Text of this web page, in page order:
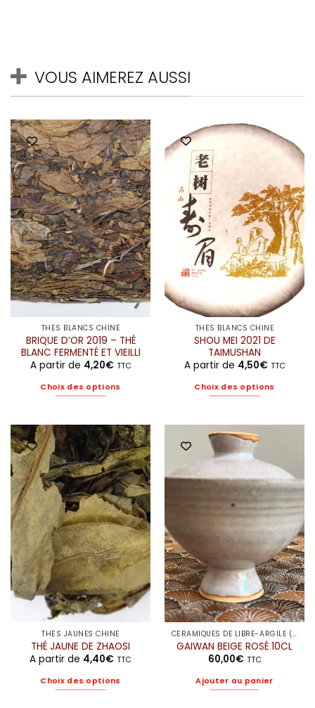
VOUS AIMEREZ AUSSI
THÉS BLANCS CHINE
BRIQUE D’OR 2019 – THÉ
BLANC FERMENTÉ ET VIEILLI
A partir de 4,20€ TTC
Choix des options
a
plusieurs
variations.
Les
options
peuvent
être
choisies
sur
la
page
du
produit
THÉS BLANCS CHINE
SHOU MEI 2021 DE
TAIMUSHAN
A partir de 4,50€ TTC
Choix des options
a
plusieurs
variations.
Les
options
peuvent
être
choisies
sur
la
page
du
produit
THÉS JAUNES CHINE
THÉ JAUNE DE ZHAOSI
A partir de 4,40€ TTC
Choix des options
CÉRAMIQUES DE LIBRE-ARGILE (ELODIE)
GAIWAN BEIGE ROSÉ 10CL
60,00€ TTC
Ajouter au panier